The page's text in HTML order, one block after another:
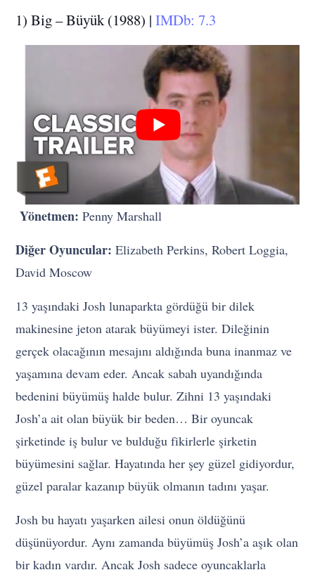
1) Big – Büyük (1988) |IMDb: 7.3
Yönetmen: Penny Marshall
Diğer Oyuncular: Elizabeth Perkins, Robert Loggia,
David Moscow
13 yaşındaki Josh lunaparkta gördüğü bir dilek
makinesine jeton atarak büyümeyi ister. Dileğinin
gerçek olacağının mesajını aldığında buna inanmaz ve
yaşamına devam eder. Ancak sabah uyandığında
bedenini büyümüş halde bulur. Zihni 13 yaşındaki
Josh’a ait olan büyük bir beden… Bir oyuncak
şirketinde iş bulur ve bulduğu fikirlerle şirketin
büyümesini sağlar. Hayatında her şey güzel gidiyordur,
güzel paralar kazanıp büyük olmanın tadını yaşar.
Josh bu hayatı yaşarken ailesi onun öldüğünü
düşünüyordur. Aynı zamanda büyümüş Josh’a aşık olan
bir kadın vardır. Ancak Josh sadece oyuncaklarla